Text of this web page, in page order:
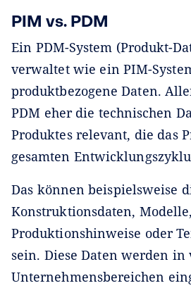
PIM vs. PDM
Ein PDM-System (Produkt-
verwaltet wie ein PIM-
produktbezogene Daten.
PDM eher die technischen
Produktes relevant, die das
gesamten
Das können beispielsweise
Konstruktionsdaten, Modelle,
Produktionshinweise oder
sein. Diese Daten werden in
Unternehmensbereichen